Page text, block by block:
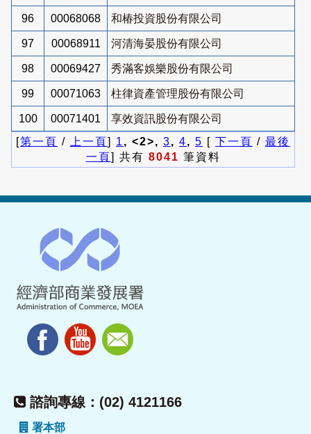
96 00068068 和椿投資股份有限公司
97 00068911 河清海晏股份有限公司
98 00069427 秀滿客娛樂股份有限公司
99 00071063 柱律資產管理股份有限公司
100 00071401
享效資訊股份有限公司
[第一頁 / 上一頁] 1 , <2>, 3, 4, 5 [ 下一頁 / 最後
一頁] 共有 8041 筆資料
諮詢專線：(02) 4121166
署本部